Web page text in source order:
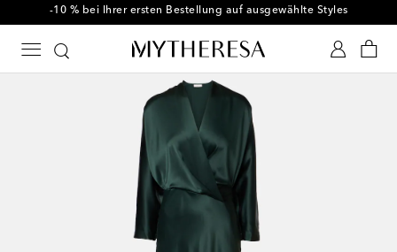
-10 % bei Ihrer ersten Bestellung auf ausgewählte Styles